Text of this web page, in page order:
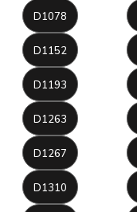
D1078
D1152
D1193
D1263
D1267
D1310